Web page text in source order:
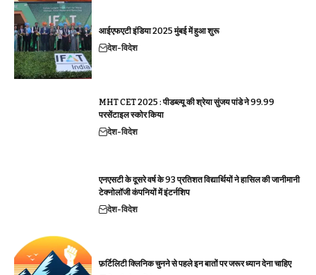
आईएफएटी इंडिया 2025 मुंबई में हुआ शुरू
देश-विदेश
MHT CET 2025 : पीडब्ल्यू की श्रेया सुंजय पांडे ने 99.99
परसेंटाइल स्कोर किया
देश-विदेश
एनएसटी के दूसरे वर्ष के 93 प्रतिशत विद्यार्थियों ने हासिल की जानीमानी
टेक्नोलॉजी कंपनियों में इंटर्नशिप
देश-विदेश
फ़र्टिलिटी क्लिनिक चुनने से पहले इन बातों पर जरूर ध्यान देना चाहिए